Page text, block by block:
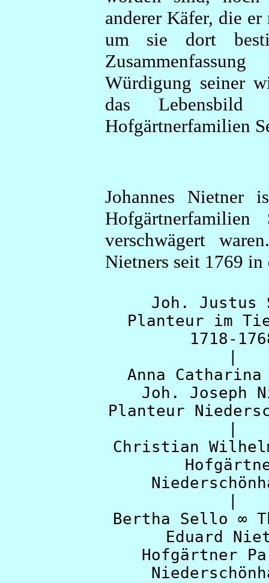
anderer Käfer, die
um sie dort
Würdigung seiner
das Lebensbild
Hofgärtnerfamilien
Johannes Nietner
verschwägert
Nietners seit 1769
Joh. Justus
Planteur im
1718-
Anna
Joh. Joseph
Planteur
Christian
Bertha Sello ∞
Eduard
Hofgärtner